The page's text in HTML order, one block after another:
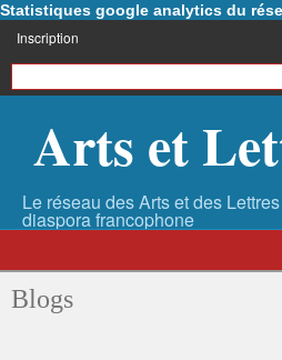
Statistiques google analytics du
Inscription
Arts et
Blogs